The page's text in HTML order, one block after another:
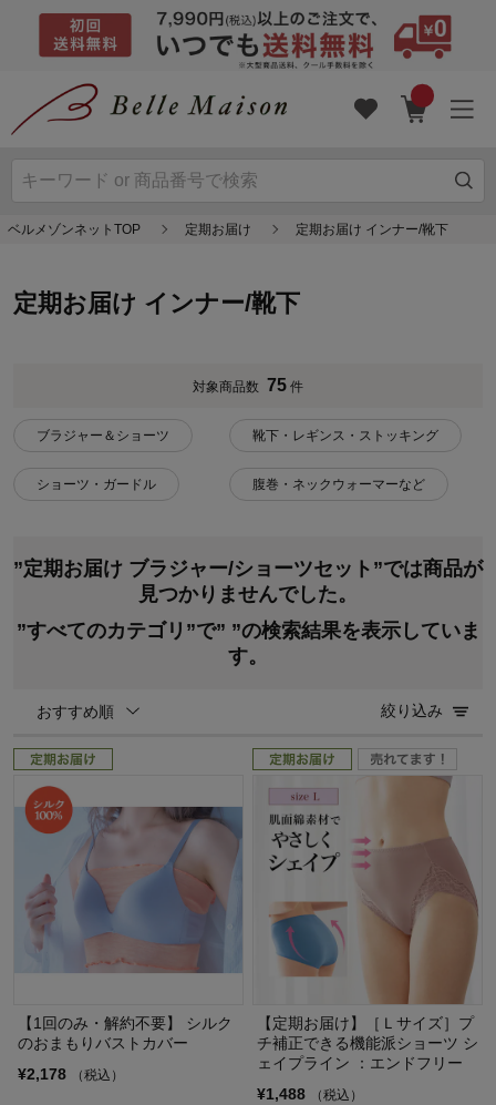
ベルメゾンネットTOP 定期お届け 定期お届け インナー/靴下
定期お届け インナー/靴下
対象商品数 75 件
ブラジャー＆ショーツ
ショーツ・ガードル
靴下・レギンス・ストッキング
腹巻・ネックウォーマーなど
”定期お届け ブラジャー/ショーツセット”では商品が
見つかりませんでした。
”すべてのカテゴリ”で” ”の検索結果を表示していま
す。
おすすめ順 絞り込み
【1回のみ・解約不要】 シルク
のおまもりバストカバー
¥2,178
（税込）
【定期お届け】［Ｌサイズ］プ
チ補正できる機能派ショーツ シ
ェイプライン ：エンドフリー
¥1,488
（税込）